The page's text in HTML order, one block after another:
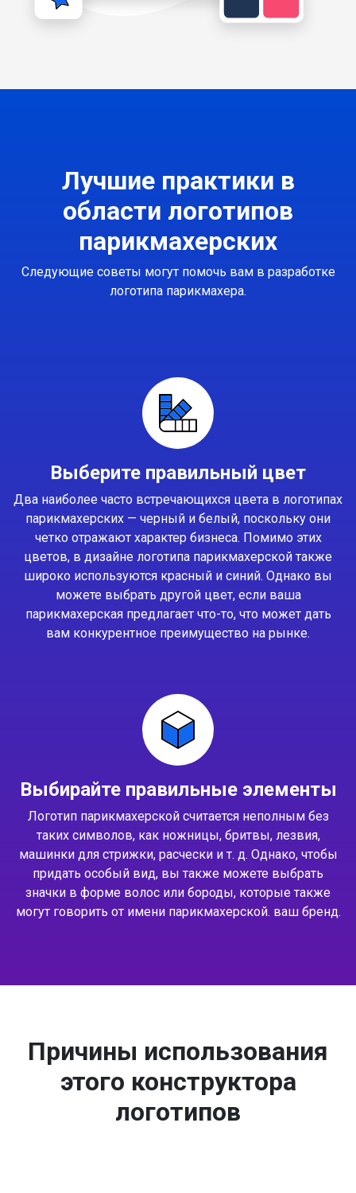
Лучшие практики в
области логотипов
парикмахерских
Следующие советы могут помочь вам в разработке
логотипа парикмахера.
Выберите правильный цвет
Два наиболее часто встречающихся цвета в логотипах
парикмахерских — черный и белый, поскольку они
четко отражают характер бизнеса. Помимо этих
цветов, в дизайне логотипа парикмахерской также
широко используются красный и синий. Однако вы
можете выбрать другой цвет, если ваша
парикмахерская предлагает что-то, что может дать
вам конкурентное преимущество на рынке.
Выбирайте правильные элементы
Логотип парикмахерской считается неполным без
таких символов, как ножницы, бритвы, лезвия,
машинки для стрижки, расчески и т. д. Однако, чтобы
придать особый вид, вы также можете выбрать
значки в форме волос или бороды, которые также
могут говорить от имени парикмахерской. ваш бренд.
Причины использования
этого конструктора
логотипов